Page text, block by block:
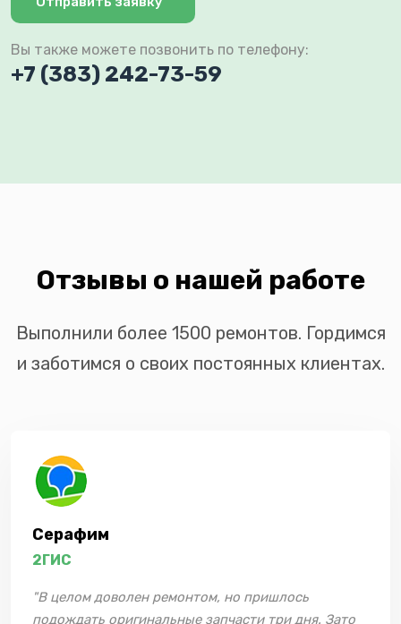
Вы также можете позвонить по телефону:
+7 (383) 242-73-59
Отзывы о нашей работе
Выполнили более 1500 ремонтов. Гордимся
и заботимся о своих постоянных клиентах.
Серафим
2ГИС
"В целом доволен ремонтом, но пришлось
подождать оригинальные запчасти три дня. Зато